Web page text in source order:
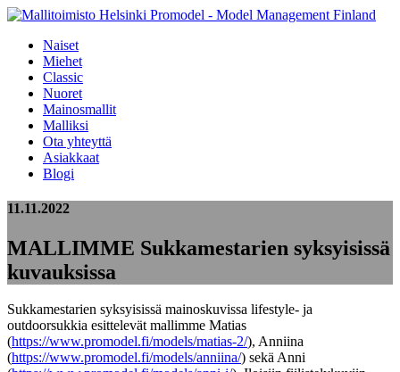
Naiset
Miehet
Classic
Nuoret
Mainosmallit
Malliksi
Ota yhteyttä
Asiakkaat
Blogi
11.11.2022
MALLIMME Sukkamestarien syksyisissä
kuvauksissa
Sukkamestarien syksyisissä mainoskuvissa lifestyle- ja
outdoorsukkia esittelevät mallimme Matias
(https://www.promodel.fi/models/matias-2/), Anniina
(https://www.promodel.fi/models/anniina/) sekä Anni